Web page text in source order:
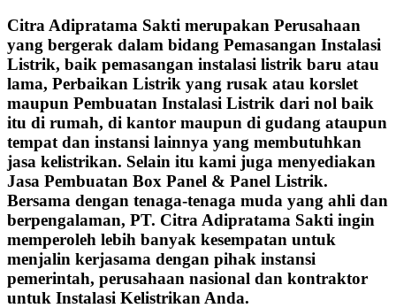
Citra Adipratama Sakti merupakan Perusahaan
yang bergerak dalam bidang Pemasangan Instalasi
Listrik, baik pemasangan instalasi listrik baru atau
lama, Perbaikan Listrik yang rusak atau korslet
maupun Pembuatan Instalasi Listrik dari nol baik
itu di rumah, di kantor maupun di gudang ataupun
tempat dan instansi lainnya yang membutuhkan
jasa kelistrikan. Selain itu kami juga menyediakan
Jasa Pembuatan Box Panel & Panel Listrik.
Bersama dengan tenaga-tenaga muda yang ahli dan
berpengalaman, PT. Citra Adipratama Sakti ingin
memperoleh lebih banyak kesempatan untuk
menjalin kerjasama dengan pihak instansi
pemerintah, perusahaan nasional dan kontraktor
untuk Instalasi Kelistrikan Anda.